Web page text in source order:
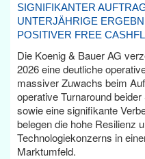
SIGNIFIKANTER
UNTERJÄHRIGE
POSITIVER FREE
Die Koenig & Bauer AG
2026 eine deutliche
massiver Zuwachs beim
operative Turnaround
sowie eine signifikante
belegen die hohe Resilienz
Technologiekonzerns in
Marktumfeld.